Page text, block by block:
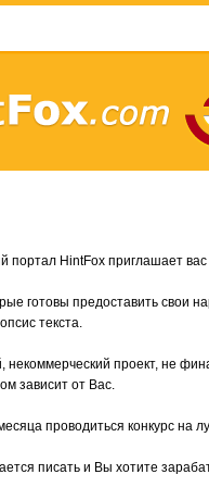
HintFox приглашает вас
готовы предоставить свои
текста.
некоммерческий проект, не
зависит от Вас.
проводиться конкурс на
писать и Вы хотите